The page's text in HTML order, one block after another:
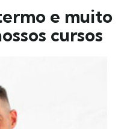
e muito
cursos